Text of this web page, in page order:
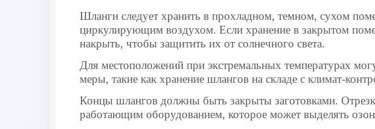
Шланги следует хранить в прохладном, темном, сухом
циркулирующим воздухом. Если хранение в закрытом
накрыть, чтобы защитить их от солнечного света.
Для местоположений при экстремальных температурах
меры, такие как хранение шлангов на складе с климат-
Концы шлангов должны быть закрыты заготовками.
работающим оборудованием, которое может выделять